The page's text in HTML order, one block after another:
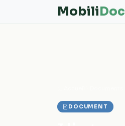
MobiliDoc
DOCUMENT